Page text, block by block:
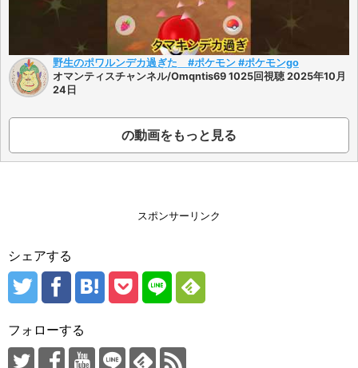
野生のポワルンデカ過ぎた #ポケモン #ポケモンgo
オマンティスチャンネル/Omqntis69 1025回視聴 2025年10月
24日
の動画をもっと見る
スポンサーリンク
シェアする
フォローする